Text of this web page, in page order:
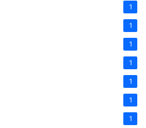
1
1
1
1
1
1
1